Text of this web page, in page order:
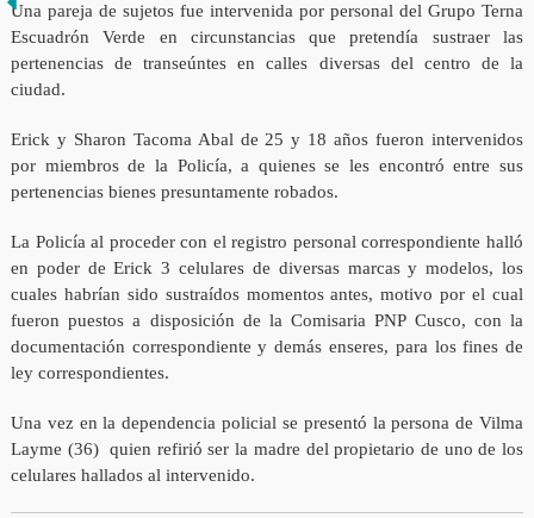
Una pareja de sujetos fue intervenida por personal del Grupo Terna
Escuadrón Verde en circunstancias que pretendía sustraer las
pertenencias de transeúntes en calles diversas del centro de la
ciudad.
Erick y Sharon Tacoma Abal de 25 y 18 años fueron intervenidos
por miembros de la Policía, a quienes se les encontró entre sus
pertenencias bienes presuntamente robados.
La Policía al proceder con el registro personal correspondiente halló
en poder de Erick 3 celulares de diversas marcas y modelos, los
cuales habrían sido sustraídos momentos antes, motivo por el cual
fueron puestos a disposición de la Comisaria PNP Cusco, con la
documentación correspondiente y demás enseres, para los fines de
ley correspondientes.
Una vez en la dependencia policial se presentó la persona de Vilma
Layme (36) quien refirió ser la madre del propietario de uno de los
celulares hallados al intervenido.